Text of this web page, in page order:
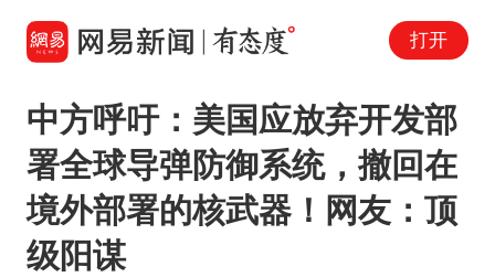
打开
中方呼吁：美国应放弃开发部
署全球导弹防御系统，撤回在
境外部署的核武器！网友：顶
级阳谋